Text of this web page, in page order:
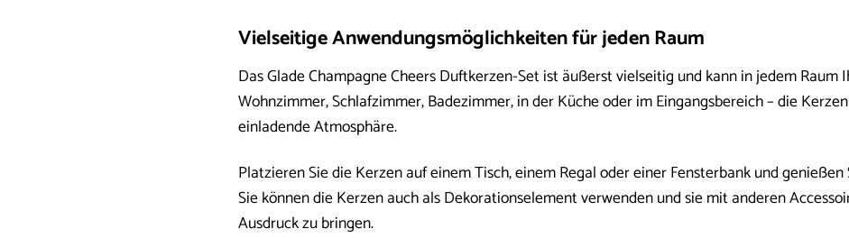
Vielseitige Anwendungsmöglichkeiten für jeden Raum
Das Glade Champagne Cheers Duftkerzen-Set ist äußerst vielseitig und kann in jedem
Wohnzimmer, Schlafzimmer, Badezimmer, in der Küche oder im Eingangsbereich – die
einladende Atmosphäre.
Platzieren Sie die Kerzen auf einem Tisch, einem Regal oder einer Fensterbank und
Sie können die Kerzen auch als Dekorationselement verwenden und sie mit anderen
Ausdruck zu bringen.